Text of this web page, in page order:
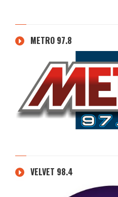
METRO 97.8
VELVET 98.4